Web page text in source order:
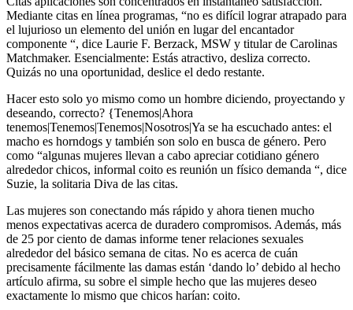
Mediante citas en línea programas, “no es difícil lograr atrapado para
el lujurioso un elemento del unión en lugar del encantador
componente “, dice Laurie F. Berzack, MSW y titular de Carolinas
Matchmaker. Esencialmente: Estás atractivo, desliza correcto.
Quizás no una oportunidad, deslice el dedo restante.
Hacer esto solo yo mismo como un hombre diciendo, proyectando y
deseando, correcto? {Tenemos|Ahora
tenemos|Tenemos|Tenemos|Nosotros|Ya se ha escuchado antes: el
macho es horndogs y también son solo en busca de género. Pero
como “algunas mujeres llevan a cabo apreciar cotidiano género
alrededor chicos, informal coito es reunión un físico demanda “, dice
Suzie, la solitaria Diva de las citas.
Las mujeres son conectando más rápido y ahora tienen mucho
menos expectativas acerca de duradero compromisos. Además, más
de 25 por ciento de damas informe tener relaciones sexuales
alrededor del básico semana de citas. No es acerca de cuán
precisamente fácilmente las damas están ‘dando lo’ debido al hecho
artículo afirma, su sobre el simple hecho que las mujeres deseo
exactamente lo mismo que chicos harían: coito.